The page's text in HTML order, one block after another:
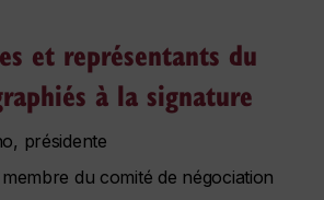
et représentants du
à la signature
présidente
du comité de négociation